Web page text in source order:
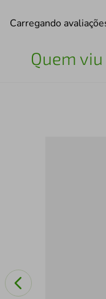
Carregando
Quem